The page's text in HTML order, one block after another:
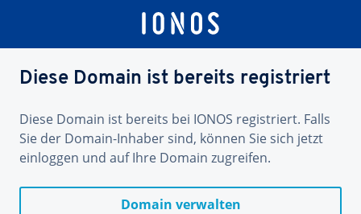
Diese Domain ist bereits registriert
Diese Domain ist bereits bei IONOS registriert. Falls
Sie der Domain-Inhaber sind, können Sie sich jetzt
einloggen und auf Ihre Domain zugreifen.
Domain verwalten